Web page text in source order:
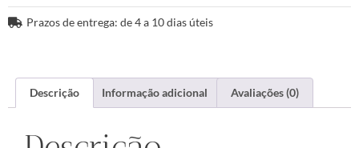
Prazos de entrega: de 4 a 10 dias úteis
Descrição Informação adicional Avaliações (0)